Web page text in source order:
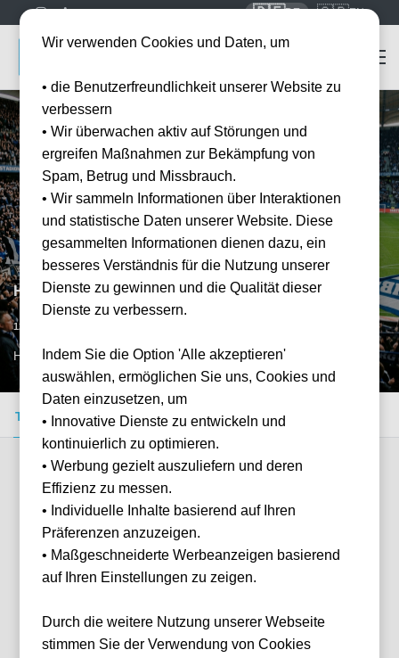
🇩🇪DE 🇬🇧EN
Hamburger SV vs FC Schalke 04
12.12.2026
HAM, DE
Tickets kaufen Event-Info FAQ
Verfügbare Kategorien (5)
Wir verwenden Cookies und Daten, um
• die Benutzerfreundlichkeit unserer Website zu
verbessern
• Wir überwachen aktiv auf Störungen und
ergreifen Maßnahmen zur Bekämpfung von
Spam, Betrug und Missbrauch.
• Wir sammeln Informationen über Interaktionen
und statistische Daten unserer Website. Diese
gesammelten Informationen dienen dazu, ein
besseres Verständnis für die Nutzung unserer
Dienste zu gewinnen und die Qualität dieser
Dienste zu verbessern.
Indem Sie die Option 'Alle akzeptieren'
auswählen, ermöglichen Sie uns, Cookies und
Daten einzusetzen, um
• Innovative Dienste zu entwickeln und
kontinuierlich zu optimieren.
• Werbung gezielt auszuliefern und deren
Effizienz zu messen.
• Individuelle Inhalte basierend auf Ihren
Präferenzen anzuzeigen.
• Maßgeschneiderte Werbeanzeigen basierend
auf Ihren Einstellungen zu zeigen.
Durch die weitere Nutzung unserer Webseite
stimmen Sie der Verwendung von Cookies